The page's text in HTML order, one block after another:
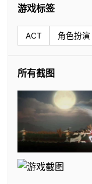
游戏标签
ACT 角色扮演
所有截图